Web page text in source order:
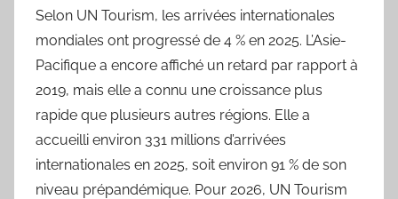
Selon UN Tourism, les arrivées internationales
mondiales ont progressé de 4 % en 2025. L’Asie-
Pacifique a encore affiché un retard par rapport à
2019, mais elle a connu une croissance plus
rapide que plusieurs autres régions. Elle a
accueilli environ 331 millions d’arrivées
internationales en 2025, soit environ 91 % de son
niveau prépandémique. Pour 2026, UN Tourism